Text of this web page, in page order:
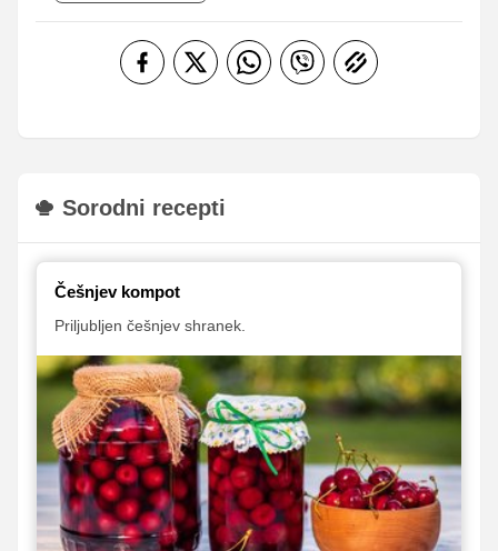
Sorodni recepti
Češnjev kompot
Priljubljen češnjev shranek.